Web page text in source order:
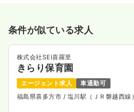
条件が似ている求人
株式会社SEI喜羅里
きらり保育園
エージェント求人
車通勤可
福島県喜多方市 / 塩川駅（ＪＲ磐越西線